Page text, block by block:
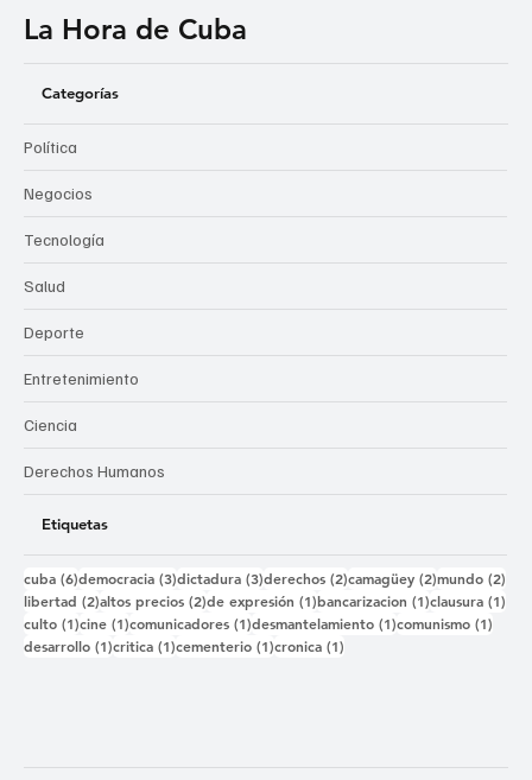
La Hora de Cuba
Categorías
Política
Negocios
Tecnología
Salud
Deporte
Entretenimiento
Ciencia
Derechos Humanos
Etiquetas
cuba (6)6 entradas
democracia (3)3 entradas
dictadura (3)3 entradas
derechos (2)2 entradas
camagüey (2)2 entradas
mundo (2)
libertad (2)2 entradas
altos precios (2)2 entradas
de expresión (1)1 entrada
bancarizacion (1)1 entrada
clausura (1)
culto (1)1 entrada
cine (1)1 entrada
comunicadores (1)1 entrada
desmantelamiento (1)1 entrada
comunismo (1)
desarrollo (1)1 entrada
critica (1)1 entrada
cementerio (1)1 entrada
cronica (1)